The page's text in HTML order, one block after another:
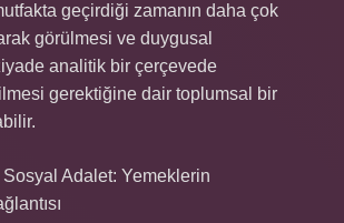
geçirdiği zamanın daha çok
görülmesi ve duygusal
analitik bir çerçevede
gerektiğine dair toplumsal bir
Adalet: Yemeklerin